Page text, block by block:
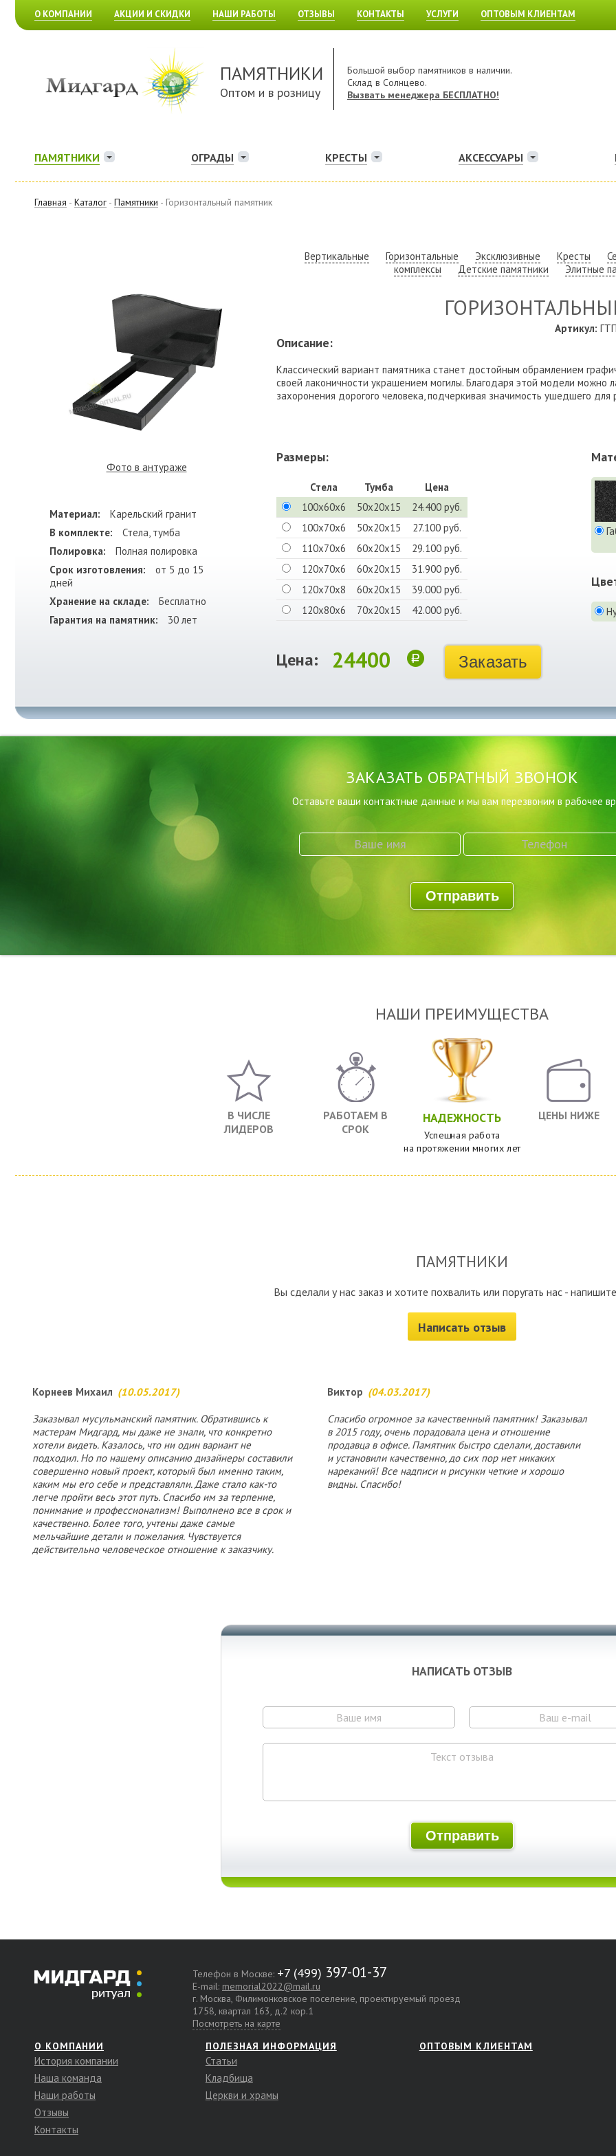
О КОМПАНИИ АКЦИИ И СКИДКИ НАШИ РАБОТЫ ОТЗЫВЫ КОНТАКТЫ УСЛУГИ ОПТОВЫМ КЛИЕНТАМ
ПАМЯТНИКИ
Оптом и в розницу
Большой выбор памятников в наличии.
Склад в Солнцево.
Вызвать менеджера БЕСПЛАТНО!
ПАМЯТНИКИ ОГРАДЫ КРЕСТЫ АКСЕССУАРЫ
Главная - Каталог - Памятники - Горизонтальный памятник
Фото в антураже
Материал:
Карельский гранит
В комплекте:
Стела, тумба
Полировка:
Полная полировка
Срок изготовления:
от 5 до 15
дней
Хранение на складе:
Бесплатно
Гарантия на памятник:
30 лет
Вертикальные Горизонтальные Эксклюзивные Кресты
комплексы
Детские памятники Элитные
Артикул:
Описание:
Классический вариант памятника станет достойным обрамлением
своей лаконичности украшением могилы. Благодаря этой модели можно
захоронения дорогого человека, подчеркивая значимость ушедшего для
Размеры:
Стела Тумба
Цена
100х60х6
50х20х15
24.400 руб.
100х70х6
50х20х15
27.100 руб.
110х70х6
60х20х15
29.100 руб.
120х70х6
60х20х15
31.900 руб.
120х70х8
60х20х15
39.000 руб.
120х80х6
70х20х15 42.000 руб.
Цена: 24400 Заказать
ЗАКАЗАТЬ ОБРАТНЫЙ ЗВОНОК
Оставьте ваши контактные данные и мы вам перезвоним в рабочее
НАШИ ПРЕИМУЩЕСТВА
В ЧИСЛЕ
ЛИДЕРОВ
РАБОТАЕМ В
СРОК
НАДЕЖНОСТЬ
Успешная работа
на протяжении многих лет
ЦЕНЫ НИЖЕ
ПАМЯТНИКИ
Вы сделали у нас заказ и хотите похвалить или поругать нас -
Написать отзыв
Корнеев Михаил (10.05.2017)
Заказывал мусульманский памятник. Обратившись к
мастерам Мидгард, мы даже не знали, что конкретно
хотели видеть. Казалось, что ни один вариант не
подходил. Но по нашему описанию дизайнеры составили
совершенно новый проект, который был именно таким,
каким мы его себе и представляли. Даже стало как-то
легче пройти весь этот путь. Спасибо им за терпение,
понимание и профессионализм! Выполнено все в срок и
качественно. Более того, учтены даже самые
мельчайшие детали и пожелания. Чувствуется
действительно человеческое отношение к заказчику.
Виктор (04.03.2017)
Спасибо огромное за качественный памятник! Заказывал
в 2015 году, очень порадовала цена и отношение
продавца в офисе. Памятник быстро сделали, доставили
и установили качественно, до сих пор нет никаких
нареканий! Все надписи и рисунки четкие и хорошо
видны. Спасибо!
НАПИСАТЬ ОТЗЫВ
Телефон в Москве: 397-01-37
E-mail: memorial2022@mail.ru
г. Москва, Филимонковское поселение, проектируемый проезд
1758, квартал 163, д.2 кор.1
Посмотреть на карте
О КОМПАНИИ
История компании
Наша команда
Наши работы
Отзывы
Контакты
ПОЛЕЗНАЯ ИНФОРМАЦИЯ
Статьи
Кладбища
Церкви и храмы
ОПТОВЫМ КЛИЕНТАМ